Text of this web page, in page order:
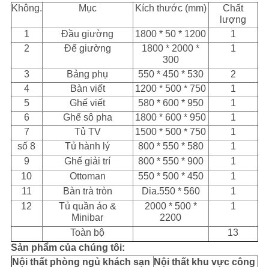
Không.
Mục Kích thước (mm)
Chất
lượng
1
Đầu giường 1800 * 50 * 1200
1
2
Đế giường
1800 * 2000 *
300
1
3 Bảng phụ 550 * 450 * 530
2
4
Bàn viết 1200 * 500 * 750
1
5
Ghế viết 580 * 600 * 950
1
6
Ghế sô pha 1800 * 600 * 950
1
7
Tủ TV 1500 * 500 * 750
1
số 8
Tủ hành lý 800 * 550 * 580
1
9
Ghế giải trí 800 * 550 * 900
1
10
Ottoman 550 * 500 * 450
1
11
Bàn trà tròn Dia.550 * 560
1
12
Tủ quần áo &
Minibar
2000 * 500 *
2200
1
Toàn bộ
13
Sản phẩm của chúng tôi:
Nội thất phòng ngủ khách sạn Nội thất khu vực công